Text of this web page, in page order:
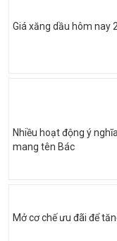
Giá xăng dầu hôm nay
Nhiều hoạt động ý
mang tên Bác
Mở cơ chế ưu đãi để